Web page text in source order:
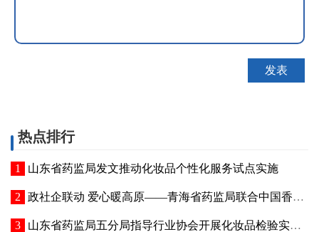
热点排行
山东省药监局发文推动化妆品个性化服务试点实施
政社企联动 爱心暖高原——青海省药监局联合中国香料香精化妆品工业协会开展公益捐赠活动
山东省药监局五分局指导行业协会开展化妆品检验实操专项培训